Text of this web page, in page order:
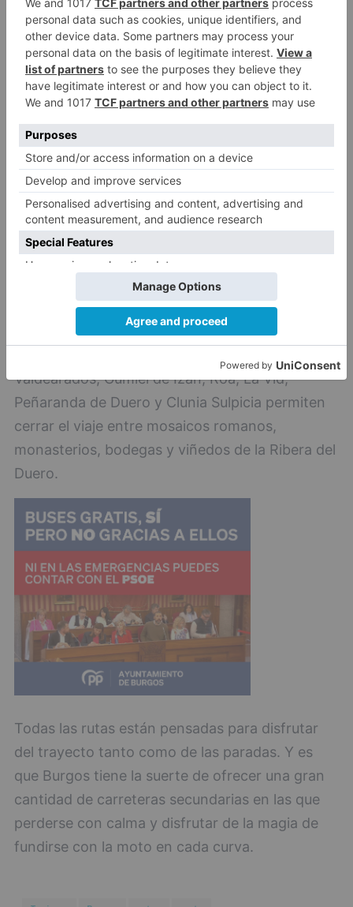
5-Caminos ducales y joyas silenciosas. Es una
ruta de 152 kilómetros en la que se visita
algunas de las villas históricas junto a parte del
patrimonio menos conocido. Arcos de la Llana,
Villangómez, Santa María del Campo, Lerma,
Quintanilla del Agua, Hontoria de la Cantera o el
Monasterio de San Pedro de Cardeña forman
parte de un recorrido que mira al Arlanza, a la
huella ducal y a la memoria del Cid, una de las
grandes leyendas de nuestro país que aquí es
mucho más palpable.
6-De Roma al vino eterno. Esta ruta discurre por
el sur de la provincia y en sus 175 kilómetros se
entremezcla historia romana, patrimonio
Valdearados, Gumiel de Izán, Roa, La Vid,
Peñaranda de Duero y Clunia Sulpicia permiten
cerrar el viaje entre mosaicos romanos,
monasterios, bodegas y viñedos de la Ribera del
Duero.
Todas las rutas están pensadas para disfrutar
del trayecto tanto como de las paradas. Y es
que Burgos tiene la suerte de ofrecer una gran
cantidad de carreteras secundarias en las que
perderse con calma y disfrutar de la magia de
fundirse con la moto en cada curva.